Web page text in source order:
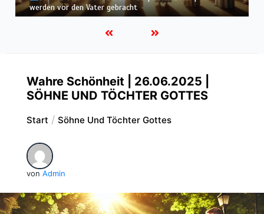
befunden – wir werden in Weiß wandeln
Wahre Schönheit | 26.06.2025 |
SÖHNE UND TÖCHTER GOTTES
Start Söhne Und Töchter Gottes
von Admin